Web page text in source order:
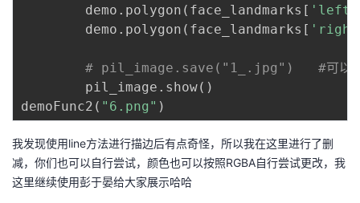
        demo
. polygon ( face_landmarks [
        demo
. polygon ( face_landmarks [
# pil_image.save("1_.jpg")   #可以使
        pil_image
. show( )
demoFunc2 ( "6.png" )
我发现使用line方法进行描边后有点奇怪，所以我在这里进行了删
减，你们也可以自行尝试，颜色也可以按照RGBA自行尝试更改，我
这里继续使用彭于晏给大家展示哈哈